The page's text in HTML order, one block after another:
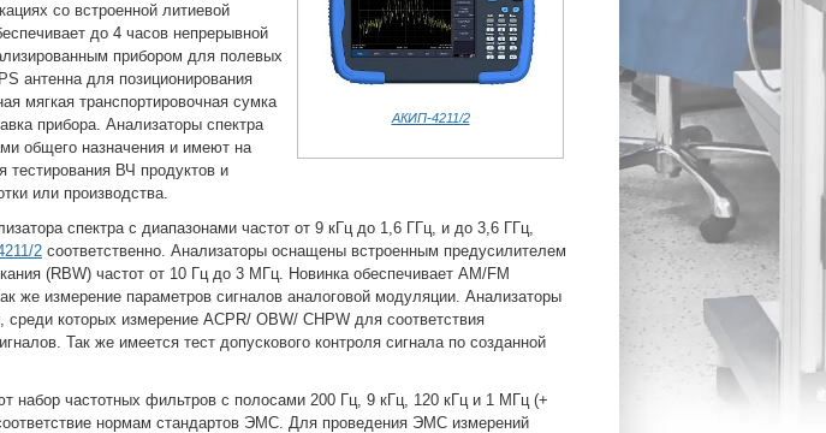
АКИП-4211/2
со встроенной литиевой
до 4 часов непрерывной
прибором для полевых
антенна для позиционирования
мягкая транспортировочная сумка
прибора. Анализаторы спектра
общего назначения и имеют на
ВЧ продуктов и
или производства.
спектра с диапазонами частот от 9 кГц до 1,6 ГГц, и до 3,6 ГГц,
2 соответственно. Анализаторы оснащены встроенным предусилителем
(RBW) частот от 10 Гц до 3 МГц. Новинка обеспечивает AM/FM
же измерение параметров сигналов аналоговой модуляции. Анализаторы
которых измерение ACPR/ OBW/ CHPW для соответствия
Так же имеется тест допускового контроля сигнала по созданной
набор частотных фильтров с полосами 200 Гц, 9 кГц, 120 кГц и 1 МГц (+
нормам стандартов ЭМС. Для проведения ЭМС измерений